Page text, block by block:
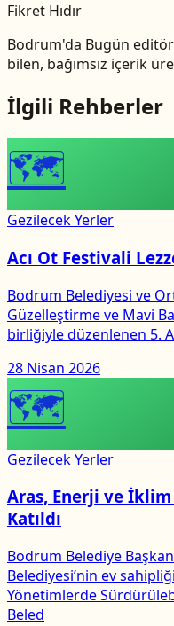
Fikret Hıdır
Bodrum'da Bugün
bilen, bağımsız içerik
İlgili Rehberler
🗺
Gezilecek Yerler
Acı Ot Festivali
Bodrum Belediyesi ve
Güzelleştirme ve Mavi
birliğiyle düzenlenen 5.
28 Nisan 2026
🗺
Gezilecek Yerler
Aras, Enerji ve İklim
Katıldı
Bodrum Belediye
Belediyesi’nin ev
Yönetimlerde
Beled